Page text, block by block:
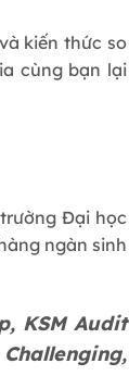
kiến thức so
cùng bạn lại
Đại học
ngàn sinh
KSM Audit